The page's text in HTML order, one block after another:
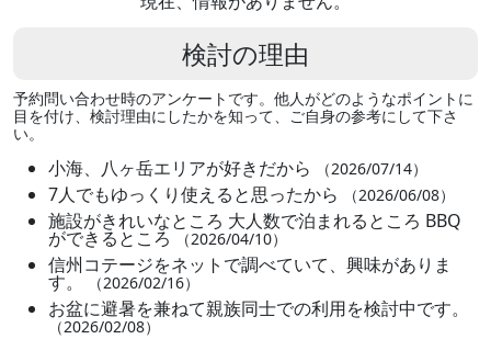
検討の理由
予約問い合わせ時のアンケートです。他人がどのようなポイントに
目を付け、検討理由にしたかを知って、ご自身の参考にして下さ
い。
小海、八ヶ岳エリアが好きだから （2026/07/14）
7人でもゆっくり使えると思ったから （2026/06/08）
施設がきれいなところ 大人数で泊まれるところ BBQ
ができるところ （2026/04/10）
信州コテージをネットで調べていて、興味がありま
す。 （2026/02/16）
お盆に避暑を兼ねて親族同士での利用を検討中です。
（2026/02/08）